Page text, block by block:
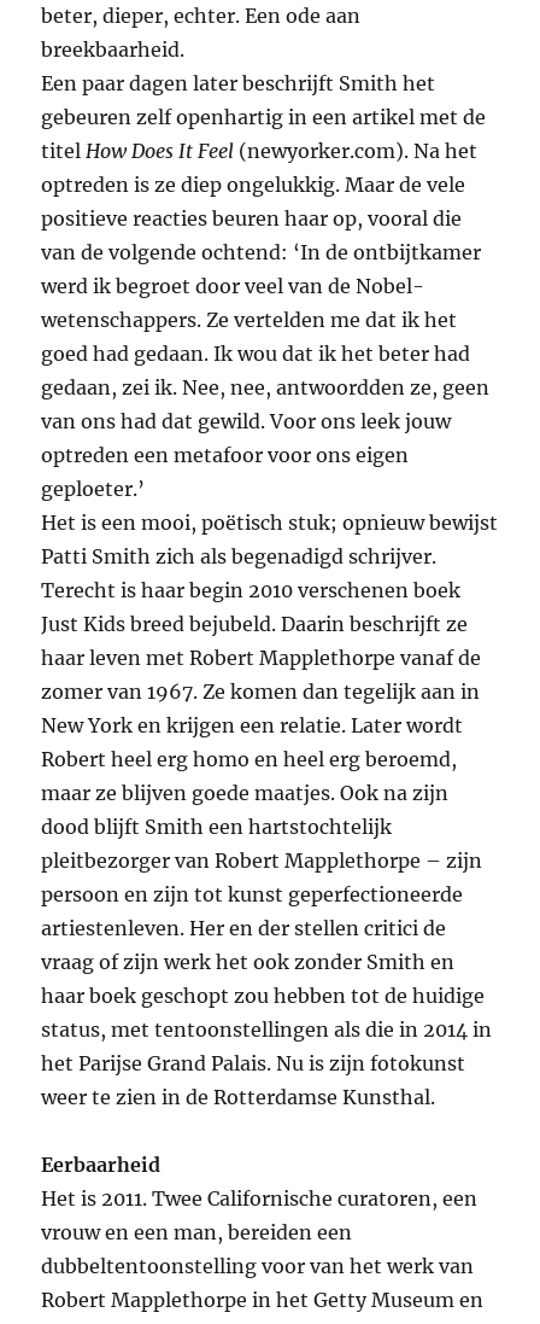
beter, dieper, echter. Een ode aan
breekbaarheid.
Een paar dagen later beschrijft Smith het
gebeuren zelf openhartig in een artikel met de
titelHow Does It Feel (newyorker.com). Na het
optreden is ze diep ongelukkig. Maar de vele
positieve reacties beuren haar op, vooral die
van de volgende ochtend: ‘In de ontbijtkamer
werd ik begroet door veel van de Nobel-
wetenschappers. Ze vertelden me dat ik het
goed had gedaan. Ik wou dat ik het beter had
gedaan, zei ik. Nee, nee, antwoordden ze, geen
van ons had dat gewild. Voor ons leek jouw
optreden een metafoor voor ons eigen
geploeter.’
Het is een mooi, poëtisch stuk; opnieuw bewijst
Patti Smith zich als begenadigd schrijver.
Terecht is haar begin 2010 verschenen boek
Just Kids breed bejubeld. Daarin beschrijft ze
haar leven met Robert Mapplethorpe vanaf de
zomer van 1967. Ze komen dan tegelijk aan in
New York en krijgen een relatie. Later wordt
Robert heel erg homo en heel erg beroemd,
maar ze blijven goede maatjes. Ook na zijn
dood blijft Smith een hartstochtelijk
pleitbezorger van Robert Mapplethorpe – zijn
persoon en zijn tot kunst geperfectioneerde
artiestenleven. Her en der stellen critici de
vraag of zijn werk het ook zonder Smith en
haar boek geschopt zou hebben tot de huidige
status, met tentoonstellingen als die in 2014 in
het Parijse Grand Palais. Nu is zijn fotokunst
weer te zien in de Rotterdamse Kunsthal.
Eerbaarheid
Het is 2011. Twee Californische curatoren, een
vrouw en een man, bereiden een
dubbeltentoonstelling voor van het werk van
Robert Mapplethorpe in het Getty Museum en